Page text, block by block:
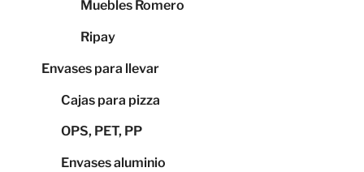
Muebles Romero
Ripay
Envases para llevar
Cajas para pizza
OPS, PET, PP
Envases aluminio